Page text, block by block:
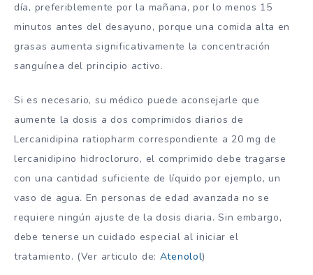
día, preferiblemente por la mañana, por lo menos 15
minutos antes del desayuno, porque una comida alta en
grasas aumenta significativamente la concentración
sanguínea del principio activo.
Si es necesario, su médico puede aconsejarle que
aumente la dosis a dos comprimidos diarios de
Lercanidipina ratiopharm correspondiente a 20 mg de
lercanidipino hidrocloruro, el comprimido debe tragarse
con una cantidad suficiente de líquido por ejemplo, un
vaso de agua. En personas de edad avanzada no se
requiere ningún ajuste de la dosis diaria. Sin embargo,
debe tenerse un cuidado especial al iniciar el
tratamiento. (Ver articulo de: Atenolol)